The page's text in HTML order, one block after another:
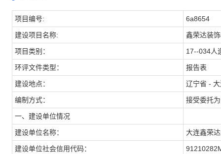
项目编号: 6a8654
建设项目名称: 鑫荣达装
项目类别： 17--034人
环评文件类型： 报告表
建设地点： 辽宁省 -
编制方式： 接受委托
一、建设单位情况
建设单位名称： 大连鑫荣
建设单位社会信用代码：